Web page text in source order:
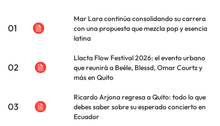
01
Mar Lara continúa consolidando su carrera
con una propuesta que mezcla pop y esencia
latina
02
Llacta Flow Festival 2026: el evento urbano
que reunirá a Beéle, Blessd, Omar Courtz y
más en Quito
03
Ricardo Arjona regresa a Quito: todo lo que
debes saber sobre su esperado concierto en
Ecuador